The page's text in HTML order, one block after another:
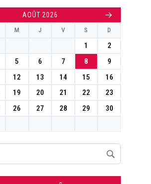
AOÛT 2026 →
M J V S D
1
2
5 6 7 8
9
12 13 14 15
16
19 20 21 22
23
26 27 28 29
30